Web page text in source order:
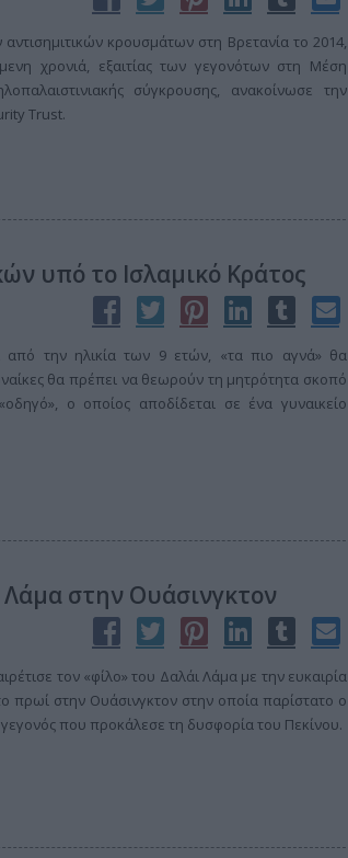
κρουσμάτων στη Βρετανία το 2014,
χρονιά, εξαιτίας των γεγονότων στη Μέση
σύγκρουσης, ανακοίνωσε την
Trust.
υπό το Ισλαμικό Κράτος
από την ηλικία των 9 ετών, «τα πιο αγνά» θα
θα πρέπει να θεωρούν τη μητρότητα σκοπό
ο οποίος αποδίδεται σε ένα γυναικείο
στην Ουάσινγκτον
τον «φίλο» του Δαλάι Λάμα με την ευκαιρία
πρωί στην Ουάσινγκτον στην οποία παρίστατο ο
που προκάλεσε τη δυσφορία του Πεκίνου.